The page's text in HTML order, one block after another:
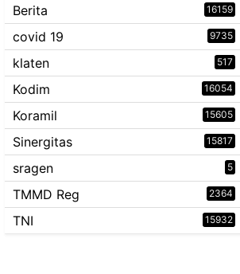
Berita 16159
covid 19 9735
klaten 517
Kodim 16054
Koramil 15605
Sinergitas 15817
sragen 5
TMMD Reg 2364
TNI 15932